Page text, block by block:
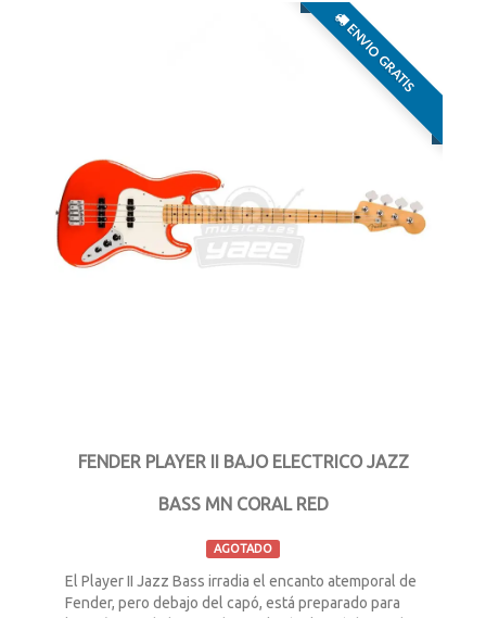
ENVIO GRATIS
FENDER PLAYER II BAJO ELECTRICO JAZZ
BASS MN CORAL RED
AGOTADO
El Player II Jazz Bass irradia el encanto atemporal de
Fender, pero debajo del capó, está preparado para